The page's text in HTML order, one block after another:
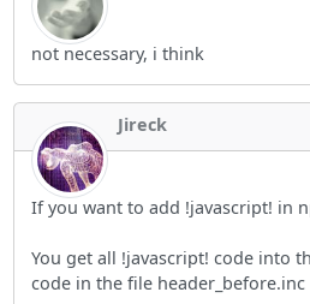
not necessary, i think
Jireck
If you want to add !javascript! in
You get all !javascript! code into
code in the file header_before.inc